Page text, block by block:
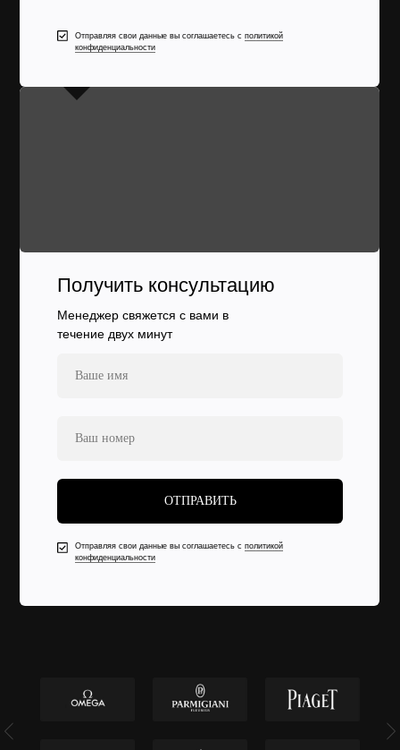
Отправляя свои данные вы соглашаетесь с политикой
конфиденциальности
ОТПРАВИТЬ
Получить консультацию
Менеджер свяжется с вами в
течение двух минут
Отправляя свои данные вы соглашаетесь с политикой
конфиденциальности